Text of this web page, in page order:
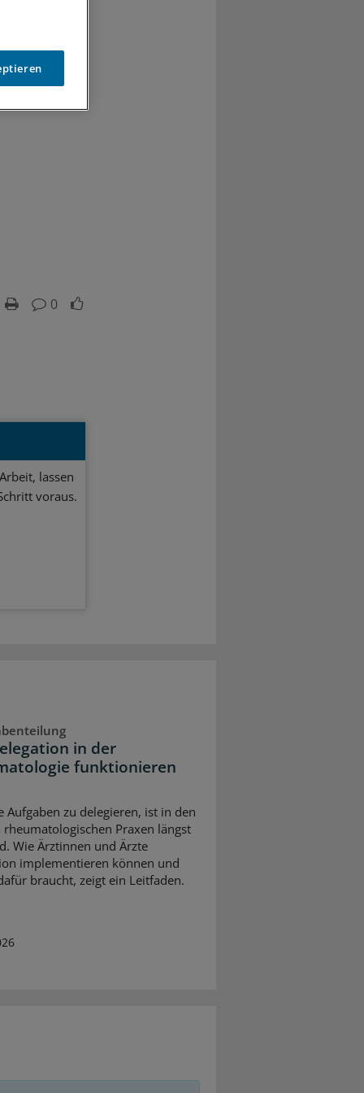
0
lassen
voraus.
in der
funktionieren
Aufgaben zu delegieren, ist in den
rheumatologischen Praxen längst
Wie Ärztinnen und Ärzte
implementieren können und
braucht, zeigt ein Leitfaden.